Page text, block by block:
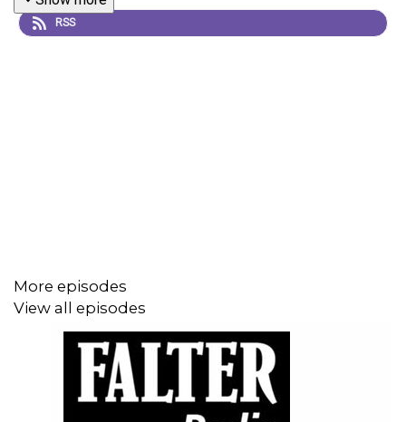
Noesselt (Uni Duisburg), der Taiwan-Experte Frederic
Krumbein und die Journalistin Marlies Eder (Die Presse)
RSS
More episodes
View all episodes